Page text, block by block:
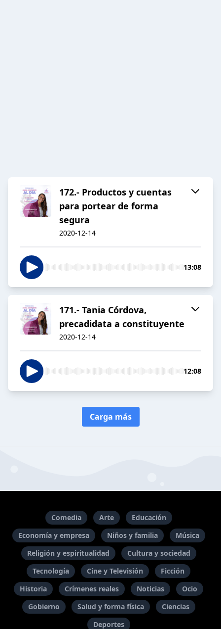
172.- Productos y cuentas
para portear de forma
segura
2020-12-14
13:08
171.- Tania Córdova,
precadidata a constituyente
2020-12-14
12:08
Carga más
Comedia Arte
Educación
Economía y empresa
Niños y familia
Música
Religión y espiritualidad
Cultura y sociedad
Tecnología
Cine y Televisión
Ficción
Historia
Crímenes reales Noticias
Ocio
Gobierno
Salud y forma física
Ciencias
Deportes